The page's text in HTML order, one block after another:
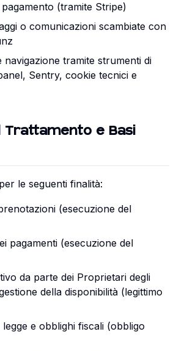
(tramite Stripe)
o comunicazioni scambiate con
navigazione tramite strumenti di
Sentry, cookie tecnici e
Trattamento e Basi
le seguenti finalità:
(esecuzione del
pagamenti (esecuzione del
da parte dei Proprietari degli
della disponibilità (legittimo
legge e obblighi fiscali (obbligo